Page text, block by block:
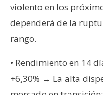
violento en los
dependerá de la
rango.
• Rendimiento en 14
+6,30% → La alta